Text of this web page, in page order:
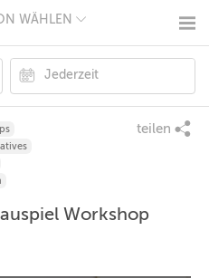
WÄHLEN
teilen
Workshop